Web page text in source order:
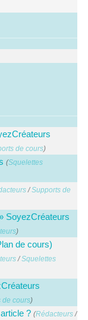
de cours)
(Squelettes
/Supports de
SoyezCréateurs
)
de cours)
/Squelettes
de cours)
? (Rédacteurs /